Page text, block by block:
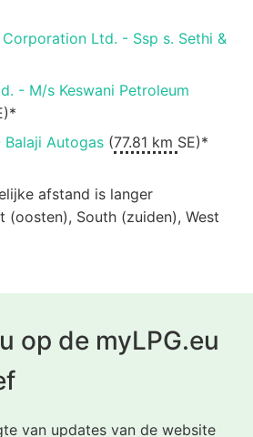
Ltd. - Ssp s. Sethi &
- M/s Keswani Petroleum
Autogas (77.81 km SE)*
afstand is langer
(oosten), South (zuiden), West
op de myLPG.eu
van updates van de website